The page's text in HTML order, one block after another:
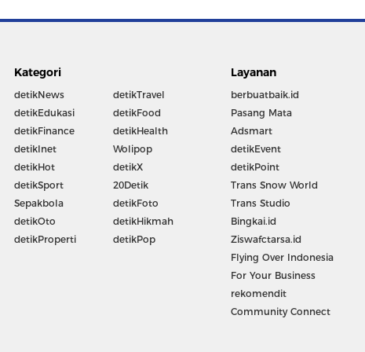
Kategori
detikNews
detikEdukasi
detikFinance
detikInet
detikHot
detikSport
Sepakbola
detikOto
detikProperti
detikTravel
detikFood
detikHealth
Wolipop
detikX
20Detik
detikFoto
detikHikmah
detikPop
Layanan
berbuatbaik.id
Pasang Mata
Adsmart
detikEvent
detikPoint
Trans Snow World
Trans Studio
Bingkai.id
Ziswafctarsa.id
Flying Over Indonesia
For Your Business
rekomendit
Community Connect